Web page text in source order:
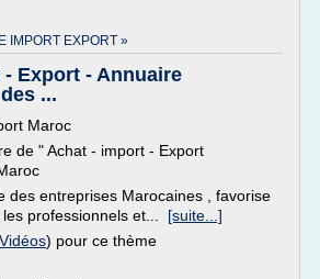
IMPORT EXPORT »
Export - Annuaire
...
Maroc
de " Achat - import - Export
des entreprises Marocaines , favorise
professionnels et... [suite...]
) pour ce thème